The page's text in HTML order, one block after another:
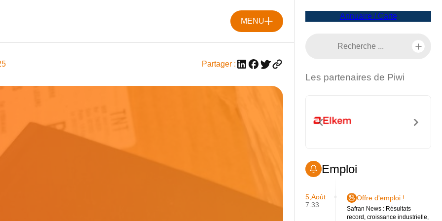
MENU
Partager :
Annuaire / Carte
Les partenaires de Piwi
Emploi
5,Août
7:33
Offre d'emploi !
Safran News : Résultats
record, croissance industrielle,